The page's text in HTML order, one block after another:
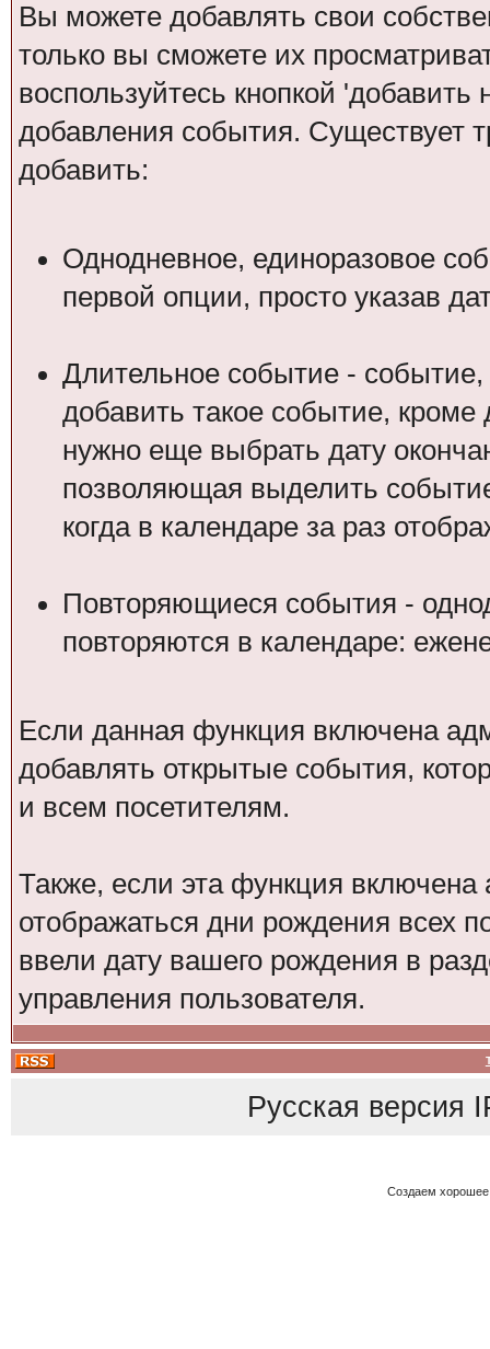
Вы можете добавлять свои
только вы сможете их
воспользуйтесь кнопкой
добавления события. Существует
добавить:
Однодневное, единоразовое
первой опции, просто указав
Длительное событие -
добавить такое событие,
нужно еще выбрать дату
позволяющая выделить
когда в календаре за раз
Повторяющиеся события -
повторяются в календаре:
Если данная функция включена
добавлять открытые события,
и всем посетителям.
Также, если эта функция
отображаться дни рождения всех
ввели дату вашего рождения в
управления пользователя.
Русская версия
Создаем